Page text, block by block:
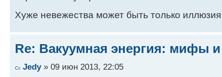
Хуже невежества может быть только
Re: Вакуумная энергия: мифы
Jedy» 09 июн 2013, 22:05